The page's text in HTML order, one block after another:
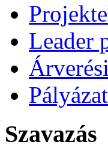
Leader
Szavazás